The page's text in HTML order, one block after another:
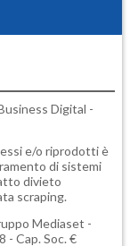
Digital -
e/o riprodotti è
di sistemi
divieto
scraping.
Mediaset -
- Cap. Soc. €